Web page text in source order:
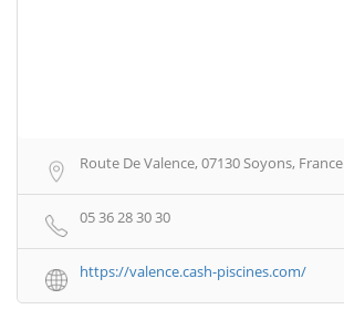
Route De Valence, 07130 Soyons, France
05 36 28 30 30
https://valence.cash-piscines.com/